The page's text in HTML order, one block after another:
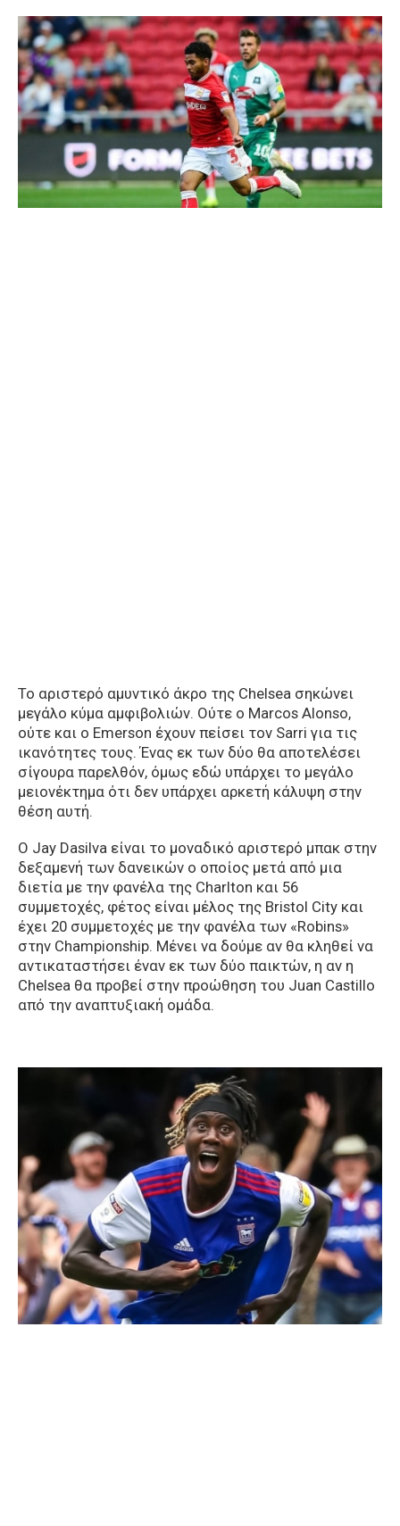
Το αριστερό αμυντικό άκρο της Chelsea σηκώνει
μεγάλο κύμα αμφιβολιών. Ούτε ο Marcos Alonso,
ούτε και ο Emerson έχουν πείσει τον Sarri για τις
ικανότητες τους. Ένας εκ των δύο θα αποτελέσει
σίγουρα παρελθόν, όμως εδώ υπάρχει το μεγάλο
μειονέκτημα ότι δεν υπάρχει αρκετή κάλυψη στην
θέση αυτή.
Ο Jay Dasilva είναι το μοναδικό αριστερό μπακ στην
δεξαμενή των δανεικών ο οποίος μετά από μια
διετία με την φανέλα της Charlton και 56
συμμετοχές, φέτος είναι μέλος της Bristol City και
έχει 20 συμμετοχές με την φανέλα των «Robins»
στην Championship. Μένει να δούμε αν θα κληθεί να
αντικαταστήσει έναν εκ των δύο παικτών, η αν η
Chelsea θα προβεί στην προώθηση του Juan Castillo
από την αναπτυξιακή ομάδα.